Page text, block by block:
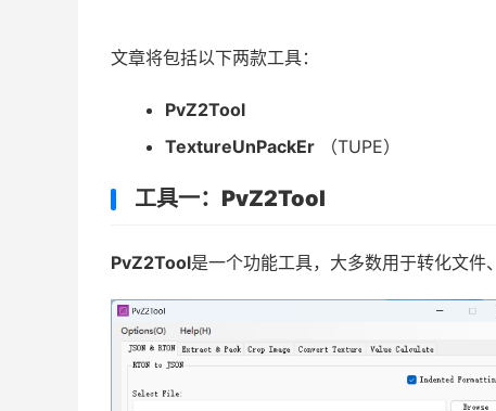
文章将包括以下两款工具：
PvZ2Tool
TextureUnPackEr （TUPE）
工具一： PvZ2Tool
PvZ2Tool是一个功能工具，大多数用于转化文件